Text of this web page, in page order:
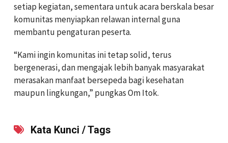
setiap kegiatan, sementara untuk acara berskala besar
komunitas menyiapkan relawan internal guna
membantu pengaturan peserta.
“Kami ingin komunitas ini tetap solid, terus
bergenerasi, dan mengajak lebih banyak masyarakat
merasakan manfaat bersepeda bagi kesehatan
maupun lingkungan,” pungkas Om Itok.
Kata Kunci / Tags